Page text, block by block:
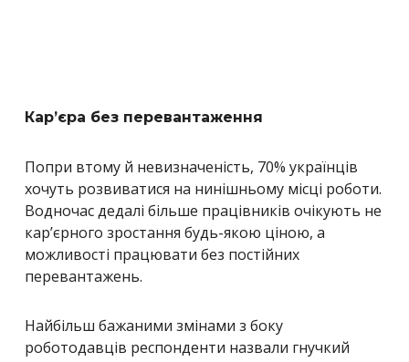
Кар’єра без перевантаження
Попри втому й невизначеність, 70% українців
хочуть розвиватися на нинішньому місці роботи.
Водночас дедалі більше працівників очікують не
кар’єрного зростання будь-якою ціною, а
можливості працювати без постійних
перевантажень.
Найбільш бажаними змінами з боку
роботодавців респонденти назвали гнучкий